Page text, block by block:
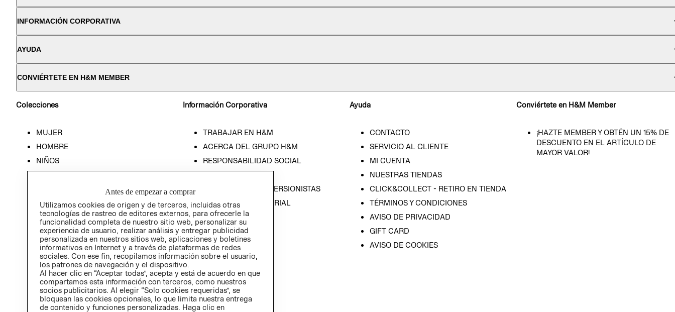
INFORMACIÓN CORPORATIVA
AYUDA
CONVIÉRTETE EN H&M MEMBER
Colecciones
MUJER
HOMBRE
NIÑOS
Información Corporativa
TRABAJAR EN H&M
ACERCA DEL GRUPO H&M
RESPONSABILIDAD SOCIAL
RELACIÓN CON INVERSIONISTAS
POLÍTICA EMPRESARIAL
Ayuda
CONTACTO
SERVICIO AL CLIENTE
MI CUENTA
NUESTRAS TIENDAS
CLICK&COLLECT - RETIRO EN TIENDA
TÉRMINOS Y CONDICIONES
AVISO DE PRIVACIDAD
GIFT CARD
AVISO DE COOKIES
Conviértete en H&M Member
¡HAZTE MEMBER Y OBTÉN UN 15% DE
DESCUENTO EN EL ARTÍCULO DE
MAYOR VALOR!
Antes de empezar a comprar
Utilizamos cookies de origen y de terceros, incluidas otras
tecnologías de rastreo de editores externos, para ofrecerle la
funcionalidad completa de nuestro sitio web, personalizar su
experiencia de usuario, realizar análisis y entregar publicidad
personalizada en nuestros sitios web, aplicaciones y boletines
informativos en Internet y a través de plataformas de redes
sociales. Con ese fin, recopilamos información sobre el usuario,
los patrones de navegación y el dispositivo.
Al hacer clic en “Aceptar todas”, acepta y está de acuerdo en que
compartamos esta información con terceros, como nuestros
socios publicitarios. Al elegir “Solo cookies requeridas”, se
bloquean las cookies opcionales, lo que limita nuestra entrega
de contenido y funciones personalizadas. Haga clic en